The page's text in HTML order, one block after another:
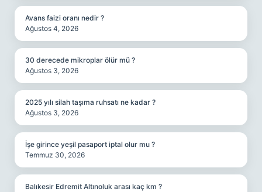
Avans faizi oranı nedir ?
Ağustos 4, 2026
30 derecede mikroplar ölür mü ?
Ağustos 3, 2026
2025 yılı silah taşıma ruhsatı ne kadar ?
Ağustos 3, 2026
İşe girince yeşil pasaport iptal olur mu ?
Temmuz 30, 2026
Balıkesir Edremit Altınoluk arası kaç km ?